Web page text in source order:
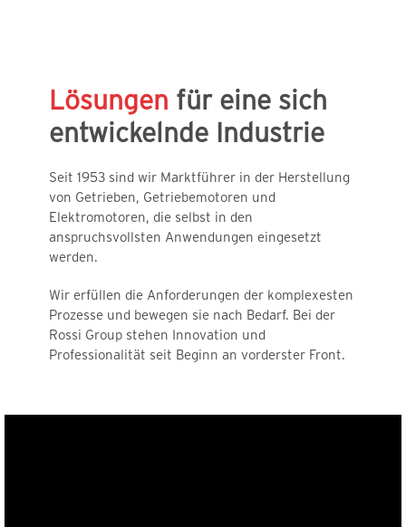
Lösungen für eine sich
entwickelnde Industrie
Seit 1953 sind wir Marktführer in der Herstellung
von Getrieben, Getriebemotoren und
Elektromotoren, die selbst in den
anspruchsvollsten Anwendungen eingesetzt
werden.
Wir erfüllen die Anforderungen der komplexesten
Prozesse und bewegen sie nach Bedarf. Bei der
Rossi Group stehen Innovation und
Professionalität seit Beginn an vorderster Front.